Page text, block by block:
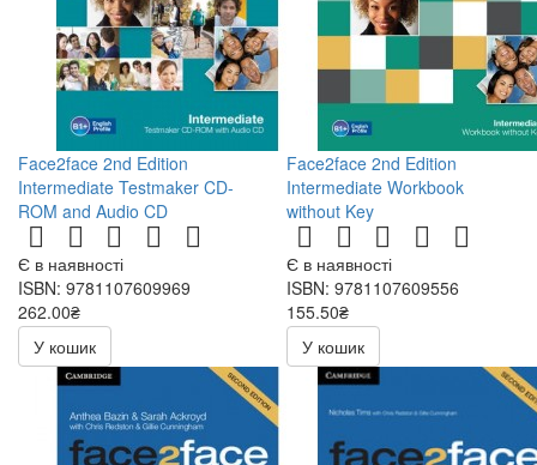
Face2face 2nd Edition
Intermediate Testmaker CD-
ROM and Audio CD
Є в наявності
ISBN: 9781107609969
262.00₴
524.00₴
У кошик
Face2face 2nd Edition
Intermediate Workbook
without Key
Є в наявності
ISBN: 9781107609556
155.50₴
311.00₴
У кошик